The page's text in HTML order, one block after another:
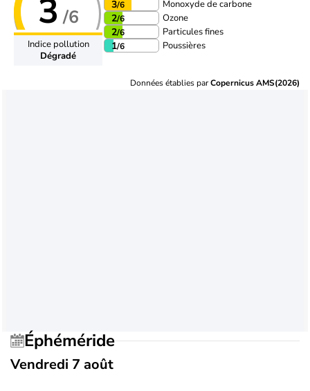
3 /6
Indice pollution
Dégradé
3/6 Monoxyde de carbone
2/6 Ozone
2/6 Particules fines
1/6 Poussières
Données établies parCopernicus AMS(2026)
Éphéméride
Vendredi 7 août